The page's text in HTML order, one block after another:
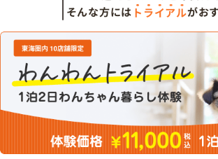
そんな方には トライアルがお